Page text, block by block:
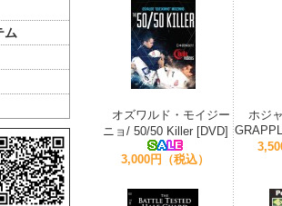
ム
オズワルド・モイジー
ニョ/ 50/50 Killer [DVD]
3,000円（税込）
ホジ